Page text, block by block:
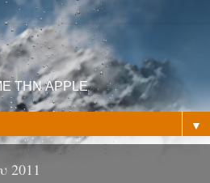
ΤΗΝ APPLE
▼
2011